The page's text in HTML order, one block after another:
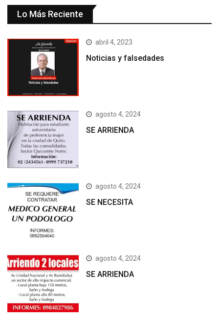
Lo Más Reciente
abril 4, 2023
Noticias y falsedades
agosto 4, 2024
SE ARRIENDA
agosto 4, 2024
SE NECESITA
agosto 4, 2024
SE ARRIENDA